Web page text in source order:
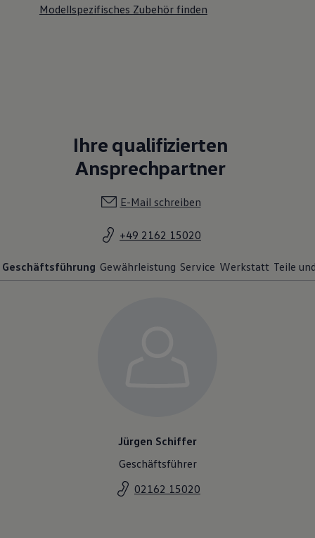
Modellspezifisches Zubehör finden
Ihre qualifizierten
Ansprechpartner
E-Mail schreiben
+49 2162 15020
Geschäftsführung Gewährleistung Service Werkstatt Teile
Jürgen Schiffer
Geschäftsführer
02162 15020